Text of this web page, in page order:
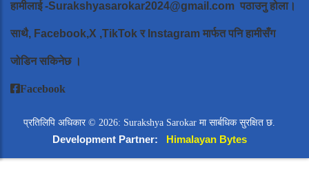
हामीलाई-Surakshyasarokar2024@gmail.com पठाउनु होला।
साथै, Facebook,X ,TikTok र Instagram मार्फत पनि हामीसँग
जोडिन सकिनेछ ।
Facebook
प्रतिलिपि अधिकार © 2026: Surakshya Sarokar मा सार्बधिक सुरक्षित छ.
Development Partner: Himalayan Bytes